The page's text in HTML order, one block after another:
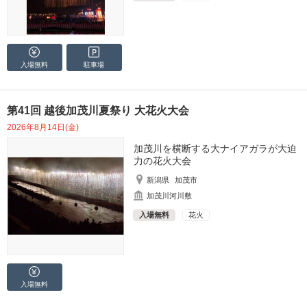
入場無料 駐車場
第41回 越後加茂川夏祭り 大花火大会
2026年8月14日(金)
加茂川を横断する大ナイアガラが大迫
力の花火大会
新潟県
加茂市
加茂川河川敷
入場無料 花火
入場無料